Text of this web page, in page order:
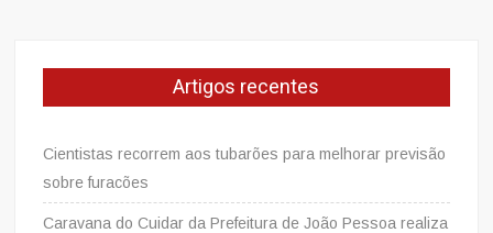
Artigos recentes
Cientistas recorrem aos tubarões para melhorar previsão
sobre furacões
Caravana do Cuidar da Prefeitura de João Pessoa realiza